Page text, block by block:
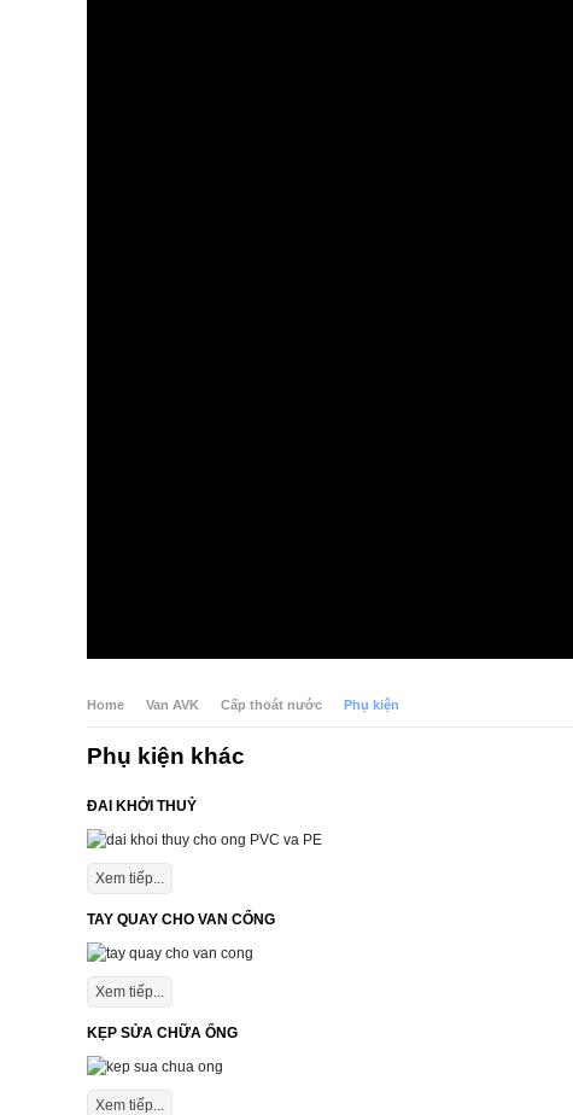
Home Van AVK Cấp thoát nước Phụ kiện
Phụ kiện khác
ĐAI KHỞI THUỶ
Xem tiếp...
TAY QUAY CHO VAN CỔNG
Xem tiếp...
KẸP SỬA CHỮA ỐNG
Xem tiếp...